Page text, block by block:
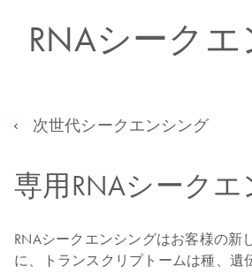
RNAシーク
次世代シークエンシング
専用RNAシーク
RNAシークエンシングはお客様の新
に、トランスクリプトームは種、遺